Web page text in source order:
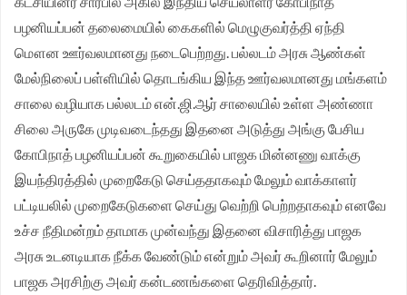
முதலமைச்சர் தீர்க்கமாக வலியுறுத்த தமிழக விவசாயிகள்
சங்க மாநில தலைவர் வேலுச்சாமி வேண்டுகோள்.
பழனியப்பன் தலைமையில் கைகளில் மெழுகுவர்த்தி ஏந்தி
மௌன ஊர்வலமானது நடைபெற்றது. பல்லடம் அரசு ஆண்கள்
மேல்நிலைப் பள்ளியில் தொடங்கிய இந்த ஊர்வலமானது மங்களம்
சாலை வழியாக பல்லடம் என்.ஜி.ஆர் சாலையில் உள்ள அண்ணா
சிலை அருகே முடிவடைந்தது இதனை அடுத்து அங்கு பேசிய
கோபிநாத் பழனியப்பன் கூறுகையில் பாஜக மின்னணு வாக்கு
இயந்திரத்தில் முறைகேடு செய்ததாகவும் மேலும் வாக்காளர்
பட்டியலில் முறைகேடுகளை செய்து வெற்றி பெற்றதாகவும் எனவே
உச்ச நீதிமன்றம் தாமாக முன்வந்து இதனை விசாரித்து பாஜக
அரசு உடனடியாக நீக்க வேண்டும் என்றும் அவர் கூறினார் மேலும்
பாஜக அரசிற்கு அவர் கன்டணங்களை தெரிவித்தார்.